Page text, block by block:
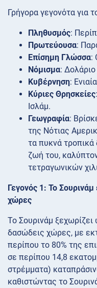
Γρήγορα γεγονότα για
Πληθυσμός:
Πρωτεύουσα:
Επίσημη Γλώσσα:
Νόμισμα:
Κυβέρνηση:
Κύριες Θρησκείες
Ισλάμ.
Γεωγραφία:
της Νότιας
τα πυκνά τροπικά
ζωή του,
τετραγωνικών
Γεγονός 1: Το Σουρινάμ
χώρες
Το Σουρινάμ
δασώδεις χώρες, με
περίπου το 80% της
σε περίπου 14,8
στρέμματα)
καθιστώντας το